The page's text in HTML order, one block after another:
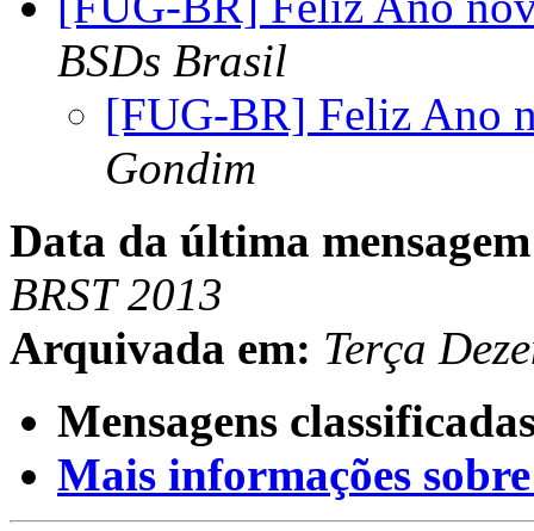
BSDs Brasil
[FUG-BR] Feliz Ano
Gondim
Data da última
BRST 2013
Arquivada em: Terça
Mensagens
Mais informações